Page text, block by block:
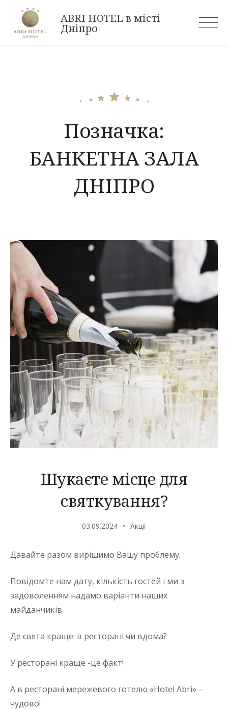
content
ABRI HOTEL в місті
Дніпро
Позначка:
БАНКЕТНА ЗАЛА
ДНІПРО
Шукаєте місце для
святкування?
03.09.2024 Акції
Давайте разом вирішимо Вашу проблему.
Повідомте нам дату, кількість гостей і ми з
задоволенням надамо варіанти наших
майданчиків
Де свята краще: в ресторані чи вдома?
У ресторані краще -це факт!
А в ресторані мережевого готелю «Hotel Abri» –
чудово!